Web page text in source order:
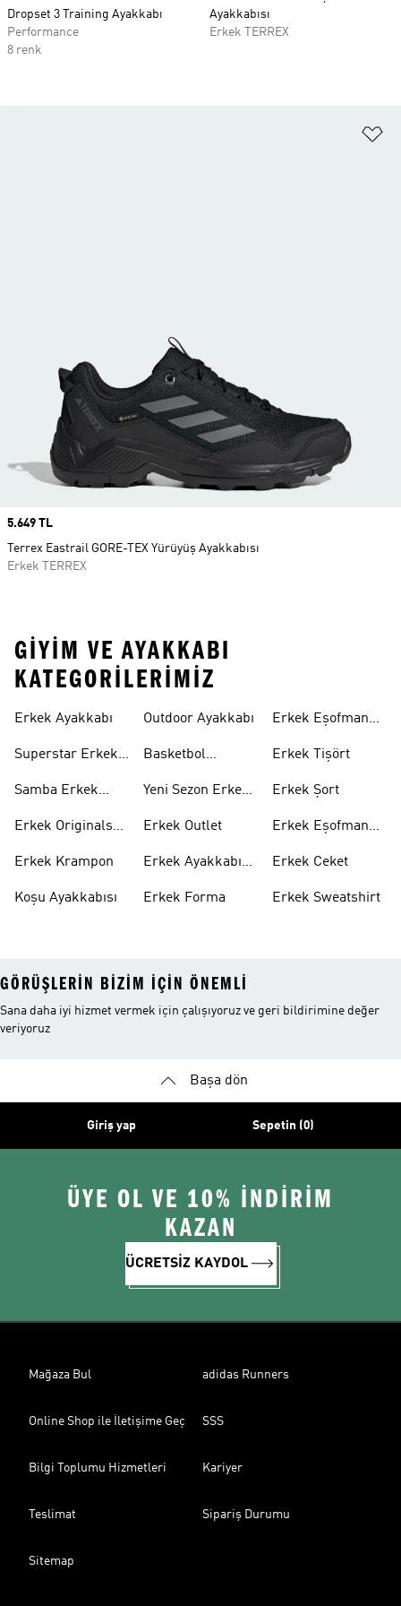
Dropset 3 Training Ayakkabı
Performance
8 renk
Ayakkabısı
Erkek TERREX
Price
5.649 TL
Terrex Eastrail GORE-TEX Yürüyüş Ayakkabısı
Erkek TERREX
GIYIM VE AYAKKABI
KATEGORILERIMIZ
Erkek Ayakkabı
Superstar Erkek
Samba Erkek
Erkek Originals
Erkek Krampon
Koşu Ayakkabısı
Outdoor Ayakkabı
Basketbol
Yeni Sezon Erkek
Erkek Outlet
Erkek Ayakkabı
Erkek Forma
Erkek Eşofman
Erkek Tişört
Erkek Şort
Erkek Eşofman
Erkek Ceket
Erkek Sweatshirt
GÖRÜŞLERIN BIZIM IÇIN ÖNEMLI
Sana daha iyi hizmet vermek için çalışıyoruz ve geri bildirimine değer
veriyoruz
Başa dön
Giriş yap Sepetin (0)
ÜYE OL VE 10% İNDİRİM
KAZAN
ÜCRETSİZ KAYDOL
Mağaza Bul adidas Runners
Online Shop ile İletişime Geç SSS
Bilgi Toplumu Hizmetleri Kariyer
Teslimat Sipariş Durumu
Sitemap